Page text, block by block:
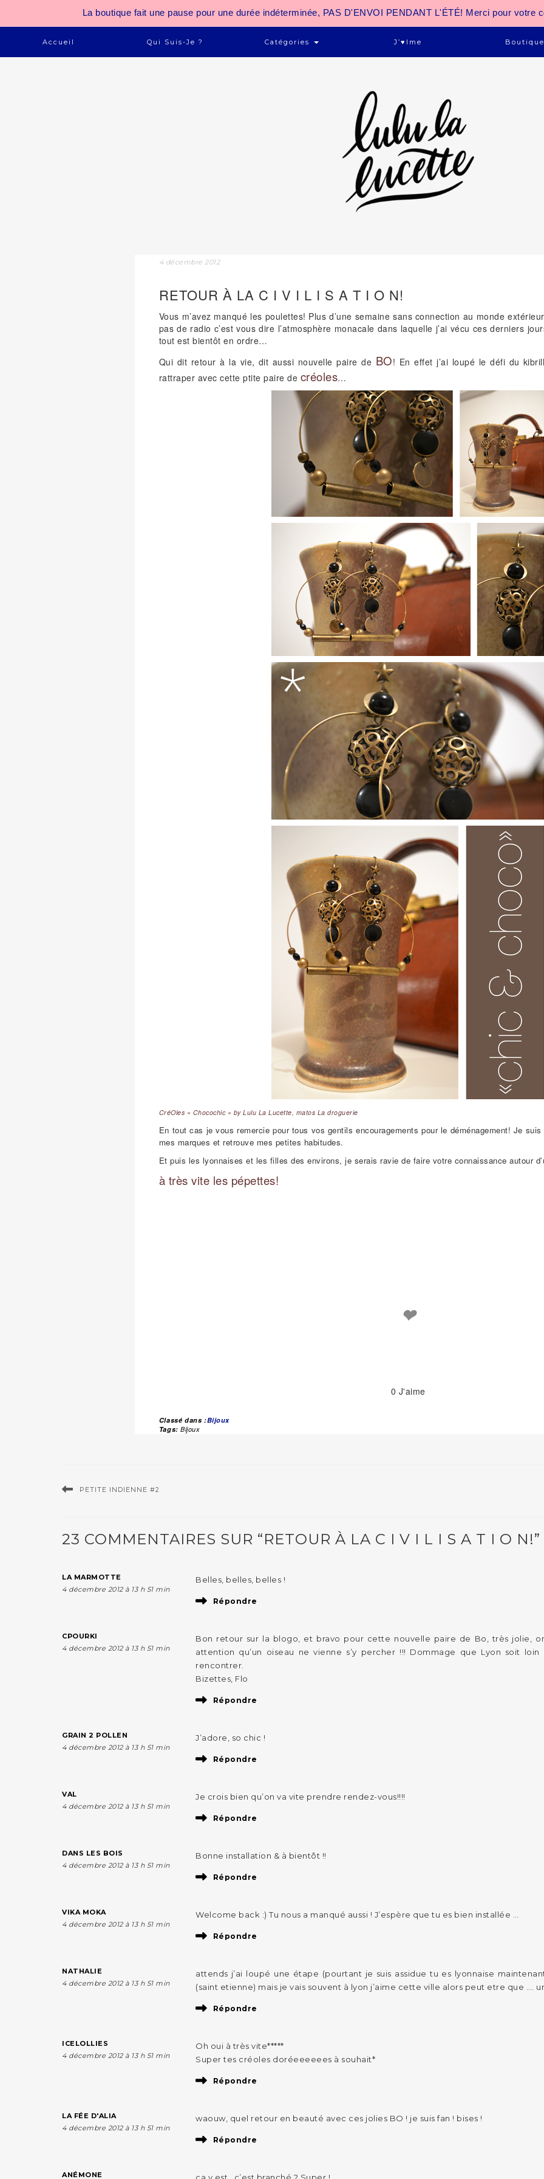
La boutique fait une pause pour une durée indéterminée, PAS D'ENVOI PENDANT L'ÉTÉ! Merci pour votre
Accueil Qui Suis-Je ? Catégories J’♥ime Boutique
4 décembre 2012
RETOUR À LA C I V I L I S A T I O N!
Vous m’avez manqué les poulettes! Plus d’une semaine sans connection au monde
pas de radio c’est vous dire l’atmosphère monacale dans laquelle j’ai vécu ces derniers
tout est bientôt en ordre…
Qui dit retour à la vie, dit aussi nouvelle paire de BO! En effet j’ai loupé le défi du
rattraper avec cette ptite paire de créoles…
CréOles « Chocochic » by Lulu La Lucette, matos La droguerie
En tout cas je vous remercie pour tous vos gentils encouragements pour le déménagement! Je
mes marques et retrouve mes petites habitudes.
Et puis les lyonnaises et les filles des environs, je serais ravie de faire votre connaissance autour
à très vite les pépettes!
❤
0 J'aime
Classé dans :Bijoux
Tags:Bijoux
PETITE INDIENNE #2
23 COMMENTAIRES SUR “RETOUR À LA C I V I L I S A T I O N!”
LA MARMOTTE
4 décembre 2012 à 13 h 51 min
Belles, belles, belles !
Répondre
CPOURKI
4 décembre 2012 à 13 h 51 min
Bon retour sur la blogo, et bravo pour cette nouvelle paire de Bo, très jolie,
attention qu’un oiseau ne vienne s’y percher !!! Dommage que Lyon soit
rencontrer.
Bizettes, Flo
Répondre
GRAIN 2 POLLEN
4 décembre 2012 à 13 h 51 min
J’adore, so chic !
Répondre
VAL
4 décembre 2012 à 13 h 51 min
Je crois bien qu’on va vite prendre rendez-vous!!!!
Répondre
DANS LES BOIS
4 décembre 2012 à 13 h 51 min
Bonne installation & à bientôt !!
Répondre
VIKA MOKA
4 décembre 2012 à 13 h 51 min
Welcome back :) Tu nous a manqué aussi ! J’espère que tu es bien installée …
Répondre
NATHALIE
4 décembre 2012 à 13 h 51 min
attends j’ai loupé une étape (pourtant je suis assidue tu es lyonnaise
(saint etienne) mais je vais souvent à lyon j’aime cette ville alors peut etre que ….
Répondre
ICELOLLIES
4 décembre 2012 à 13 h 51 min
Oh oui à très vite*****
Super tes créoles doréeeeeees à souhait*
Répondre
LA FÉE D'ALIA
4 décembre 2012 à 13 h 51 min
waouw, quel retour en beauté avec ces jolies BO ! je suis fan ! bises !
Répondre
ANÉMONE ça y est , c’est branché ? Super !